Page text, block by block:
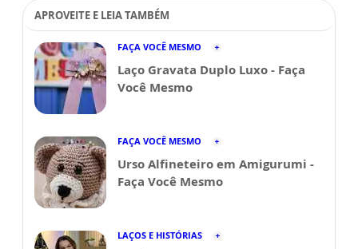
APROVEITE E LEIA TAMBÉM
FAÇA VOCÊ MESMO
Laço Gravata Duplo Luxo - Faça
Você Mesmo
FAÇA VOCÊ MESMO
Urso Alfineteiro em Amigurumi -
Faça Você Mesmo
LAÇOS E HISTÓRIAS